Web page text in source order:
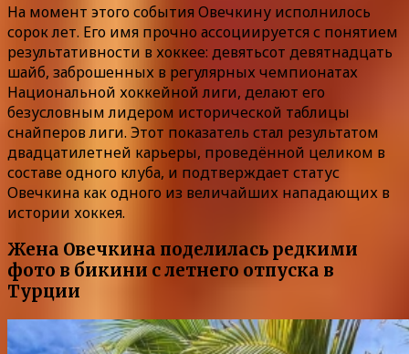
На момент этого события Овечкину исполнилось
сорок лет. Его имя прочно ассоциируется с понятием
результативности в хоккее: девятьсот девятнадцать
шайб, заброшенных в регулярных чемпионатах
Национальной хоккейной лиги, делают его
безусловным лидером исторической таблицы
снайперов лиги. Этот показатель стал результатом
двадцатилетней карьеры, проведённой целиком в
составе одного клуба, и подтверждает статус
Овечкина как одного из величайших нападающих в
истории хоккея.
Жена Овечкина поделилась редкими
фото в бикини с летнего отпуска в
Турции